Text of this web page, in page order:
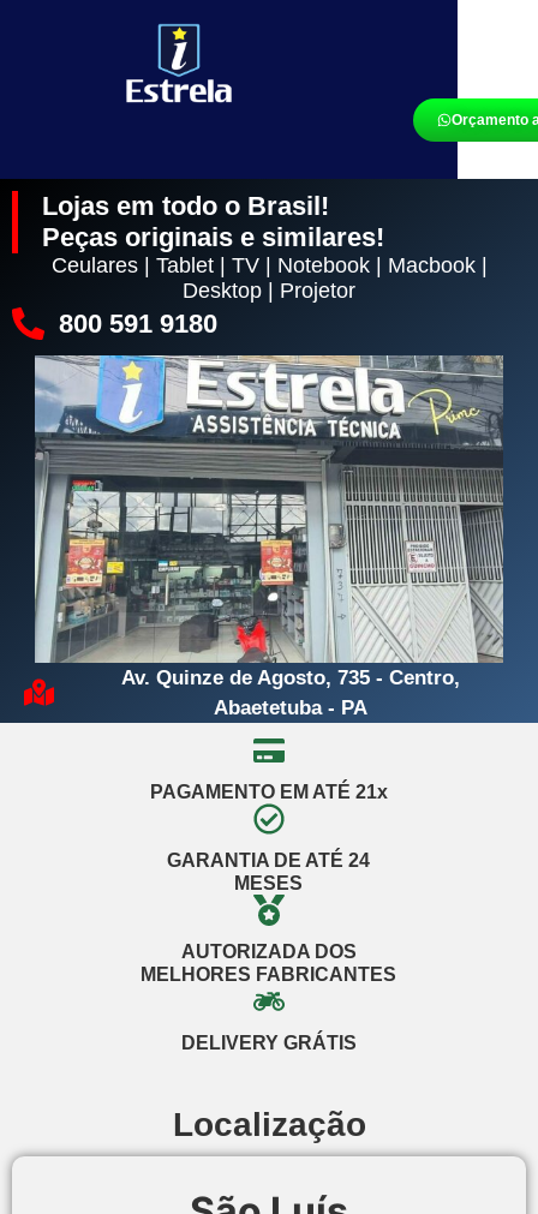
Orçamento
Lojas em todo o Brasil!
Peças originais e similares!
Ceulares | Tablet | TV | Notebook | Macbook |
Desktop | Projetor
800 591 9180
Av. Quinze de Agosto, 735 - Centro,
Abaetetuba - PA
PAGAMENTO EM ATÉ 21x
GARANTIA DE ATÉ 24
MESES
AUTORIZADA DOS
MELHORES FABRICANTES
DELIVERY GRÁTIS
Localização